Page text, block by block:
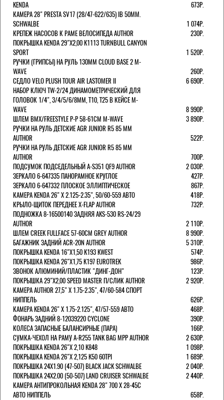
KENDA
673Р.
КАМЕРА 28" PRESTA SV17 (28/47-622/635) IB 50MM.
SCHWALBE
1 074Р.
КРЕПЕЖ НАСОСОВ К РАМЕ ВЕЛОСИПЕДА AUTHOR
230Р.
ПОКРЫШКА KENDA 29"Х2,00 K1113 TURNBULL CANYON
SPORT
1 520Р.
РУЧКИ (ГРИПСЫ) НА РУЛЬ 130ММ CLOUD BASE 2 M-
WAVE
260Р.
СЕДЛО VELO PLUSH TOUR AIR LASTOMER II
6 690Р.
НАБОР КЛЮЧ TW-2/24 ДИНАМОМЕТРИЧЕСКИЙ ДЛЯ
ГОЛОВОК 1/4", 3/4/5/6/8ММ, T10, T25 В КЕЙСЕ M-
WAVE
8 990Р.
ШЛЕМ ВМХ/FREESTYLE Р-Р 58-61СМ M-WAVE
3 890Р.
РУЧКИ НА РУЛЬ ДЕТСКИЕ AGR JUNIOR R5 85 ММ
AUTHOR
522Р.
РУЧКИ НА РУЛЬ ДЕТСКИЕ AGR JUNIOR R5 85 ММ
AUTHOR
700Р.
ПОДСУМОК ПОДСЕДЕЛЬНЫЙ A-S351 QF9 AUTHOR
2 030Р.
ЗЕРКАЛО 6-647335 ПАНОРАМНОЕ КРУГЛОЕ
427Р.
ЗЕРКАЛО 6-647332 ПЛОСКОЕ ЭЛЛИПТИЧЕСКОЕ
867Р.
КАМЕРА KENDA 26" Х 2.125-2.35", 50/60-559 АВТО
418Р.
КРЫЛО-ЩИТОК ПЕРЕДНЕЕ X-FLAP AUTHOR
732Р.
ПОДНОЖКА 8-16500140 ЗАДНЯЯ AKS-530 RS-24/29
AUTHOR
2 110Р.
ШЛЕМ CREEK FULLFACE 57-60СМ GREY AUTHOR
8 990Р.
БАГАЖНИК ЗАДНИЙ ACR-20N AUTHOR
5 310Р.
ПОКРЫШКА KENDA 16"Х1,50 K193 KWEST
574Р.
ПОКРЫШКА KENDA 26"Х1,75 K197 EUROTREK
986Р.
ЗВОНОК АЛЮМИНИЙ/ПЛАСТИК "ДИНГ-ДОН"
123Р.
ПОКРЫШКА 29"Х2,00 SPEED MASTER П/СЛИК AUTHOR
2 920Р.
КАМЕРА AUTHOR 27,5" Х 1.75-2.35", 47/60-584 СПОРТ
НИППЕЛЬ
626Р.
КАМЕРА KENDA 26" Х 1.75-2.125", 47/57-559 АВТО
468Р.
ФОНАРЬ ЗАДНИЙ 8-12039220 CYCLONE
390Р.
КОЛЕСА ЗАПАСНЫЕ БАЛАНСИРНЫЕ (ПАРА)
166Р.
CУМКА-ЧЕХОЛ НА РАМУ A-R255 TANK BAG MPP AUTHOR
2 630Р.
ПОКРЫШКА KENDA 26"Х 2,10 K848
1 098Р.
ПОКРЫШКА KENDA 26"Х 2,125 K50 60TPI
1 689Р.
ПОКРЫШКА 24X1.90 (47-507) BLACK JACK SCHWALBE
2 040Р.
ПОКРЫШКА 24X2.00 (50-507) LAND CRUISER SCHWALBE
2 440Р.
КАМЕРА АНТИПРОКОЛЬНАЯ KENDA 28" 700 Х 28-45C
АВТО НИППЕЛЬ
658Р.